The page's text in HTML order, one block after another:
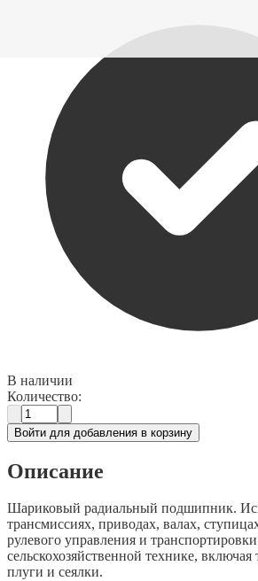
В наличии
Количество:
Войти для добавления в корзину
Описание
Шариковый радиальный подшипник.
трансмиссиях, приводах, валах,
рулевого управления и
сельскохозяйственной технике,
плуги и сеялки.